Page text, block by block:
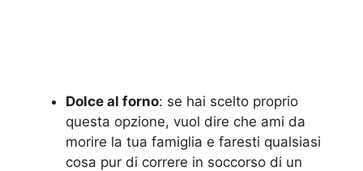
Dolce al forno: se hai scelto proprio
questa opzione, vuol dire che ami da
morire la tua famiglia e faresti qualsiasi
cosa pur di correre in soccorso di un